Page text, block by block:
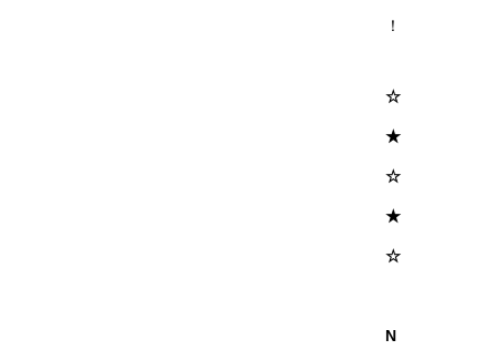
！
☆
★
☆
★
☆
N